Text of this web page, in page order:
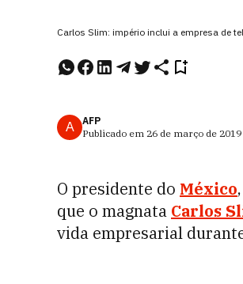
Carlos Slim: império inclui a empresa de
A
AFP
Publicado em 26 de março de 2019
O presidente do México
que o magnata Carlos
vida empresarial